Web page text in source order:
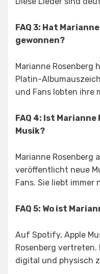
FAQ 3: Hat
gewonnen?
Marianne Rosenberg
Platin-
und Fans lobten ihre
FAQ 4: Ist
Musik?
Marianne Rosenberg
veröffentlicht neue
Fans. Sie liebt immer
FAQ 5: Wo ist
Auf Spotify, Apple
Rosenberg vertreten.
digital und physisch